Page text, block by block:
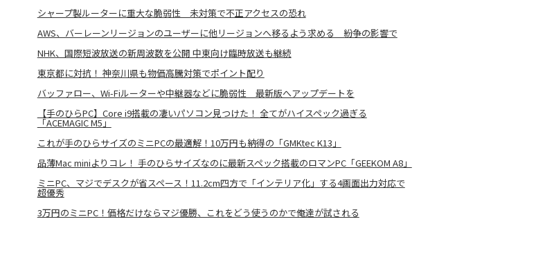
シャープ製ルーターに重大な脆弱性 未対策で不正アクセスの恐れ
AWS、バーレーンリージョンのユーザーに他リージョンへ移るよう求める 紛争の影響で
NHK、国際短波放送の新周波数を公開 中東向け臨時放送も継続
東京都に対抗！ 神奈川県も物価高騰対策でポイント配り
バッファロー、Wi-Fiルーターや中継器などに脆弱性 最新版へアップデートを
【手のひらPC】Core i9搭載の凄いパソコン見つけた！ 全てがハイスペック過ぎる
「ACEMAGIC M5」
これが手のひらサイズのミニPCの最適解！10万円も納得の「GMKtec K13」
品薄Mac miniよりコレ！ 手のひらサイズなのに最新スペック搭載のロマンPC「GEEKOM A8」
ミニPC、マジでデスクが省スペース！11.2cm四方で「インテリア化」する4画面出力対応で
超優秀
3万円のミニPC！価格だけならマジ優勝、これをどう使うのかで俺達が試される